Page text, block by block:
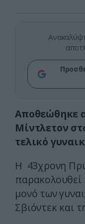
Αποθεώθηκε
Μίντλετον
τελικό
Η 43χρονη
παρακολουθεί
μονό των
Σβιόντεκ και